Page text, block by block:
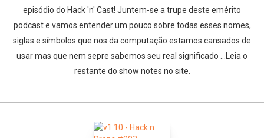
episódio do Hack 'n' Cast! Juntem-se a trupe deste emérito
podcast e vamos entender um pouco sobre todas esses nomes,
siglas e símbolos que nos da computação estamos cansados de
usar mas que nem sepre sabemos seu real significado ...Leia o
restante do show notes no site.